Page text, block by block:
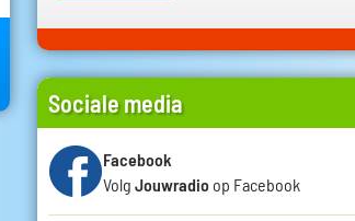
Sociale media
Facebook
Volg Jouwradio op Facebook